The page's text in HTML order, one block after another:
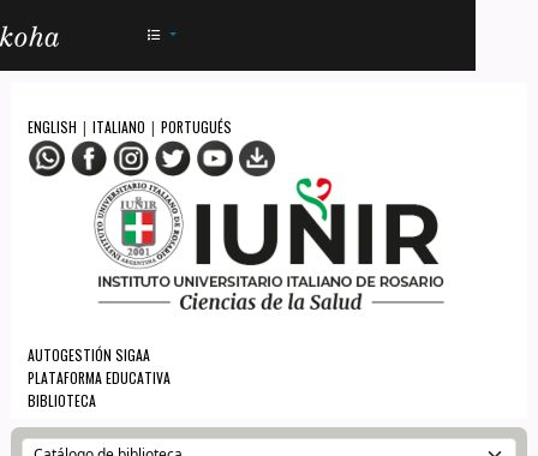
ENGLISH | ITALIANO | PORTUGUÉS
AUTOGESTIÓN SIGAA
PLATAFORMA EDUCATIVA
BIBLIOTECA